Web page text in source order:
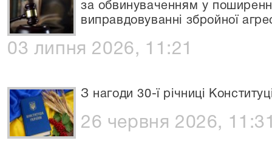
за обвинуваченням у
виправдовуванні збройної
03 липня 2026, 11:21
З нагоди 30-ї річниці
26 червня 2026,